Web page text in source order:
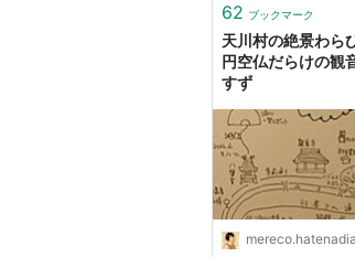
62 ブックマーク
天川村の絶景わら
円空仏だらけの観
すず